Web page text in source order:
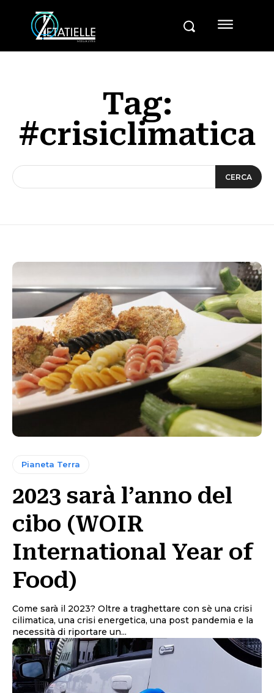
Tag:
#crisiclimatica
CERCA
Pianeta Terra
2023 sarà l’anno del
cibo (WOIR
International Year of
Food)
Come sarà il 2023? Oltre a traghettare con sè una crisi
cilimatica, una crisi energetica, una post pandemia e la
necessità di riportare un...